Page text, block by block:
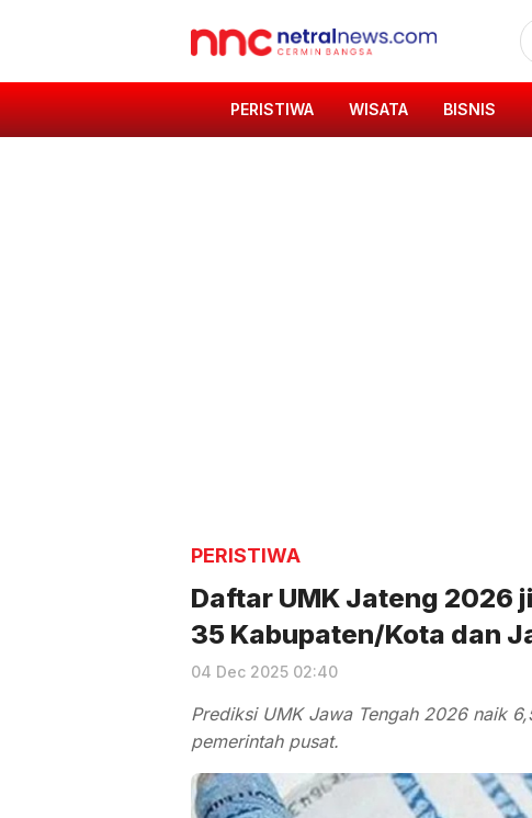
PERISTIWA WISATA BISNIS
PERISTIWA
Daftar UMK Jateng 2026
35 Kabupaten/Kota dan
04 Dec 2025 02:40
Prediksi UMK Jawa Tengah 2026 naik
pemerintah pusat.